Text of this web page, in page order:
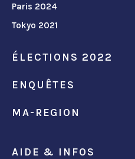
Paris 2024
Tokyo 2021
ÉLECTIONS 2022
ENQUÊTES
MA-REGION
AIDE & INFOS